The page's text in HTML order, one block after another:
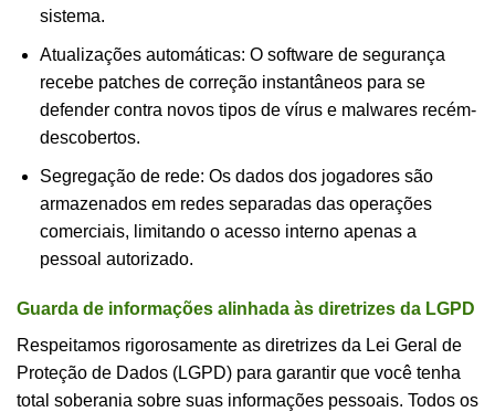
sistema.
Atualizações automáticas: O software de segurança
recebe patches de correção instantâneos para se
defender contra novos tipos de vírus e malwares recém-
descobertos.
Segregação de rede: Os dados dos jogadores são
armazenados em redes separadas das operações
comerciais, limitando o acesso interno apenas a
pessoal autorizado.
Guarda de informações alinhada às diretrizes da LGPD
Respeitamos rigorosamente as diretrizes da Lei Geral de
Proteção de Dados (LGPD) para garantir que você tenha
total soberania sobre suas informações pessoais. Todos os